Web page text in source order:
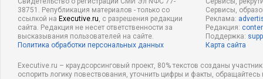
38751. Републикация материалов - только со
ссылкой на Executive.ru, с разрешения редакции
сайта. Редакция не несет ответственности за
высказывания пользователей на сайте.
Политика обработки персональных данных
Сервисы,
Реклама:
Редакция:
Поддержка:
Карта сайта
Executive.ru – краудсорсинговый проект, 80% текстов созданы
оспорить логику повествования, уточнить цифры и факты,